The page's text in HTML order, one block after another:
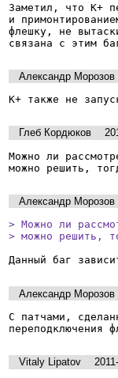
Заметил, что К+
и
флешку, не
связана с этим
Александр Морозов
К+ также не
Глеб Кордюков
Можно ли
можно решить,
Александр Морозов
> Можно ли
> можно решить,
Данный баг
Александр Морозов
С патчами,
переподключения
Vitaly Lipatov